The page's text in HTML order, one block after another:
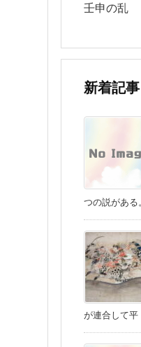
壬申の
新着記事
つの説があ
が連合して平